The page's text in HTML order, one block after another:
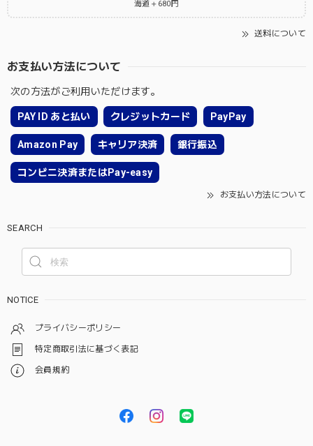
海道＋680円
送料について
お支払い方法について
次の方法がご利用いただけます。
PAY ID あと払い クレジットカード PayPay
Amazon Pay キャリア決済 銀行振込
コンビニ決済またはPay-easy
お支払い方法について
SEARCH
NOTICE
プライバシーポリシー
特定商取引法に基づく表記
会員規約